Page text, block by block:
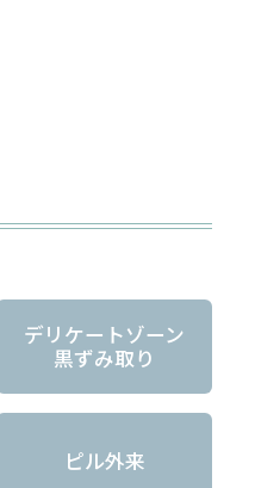
デリケートゾーン
黒ずみ取り
ピル外来